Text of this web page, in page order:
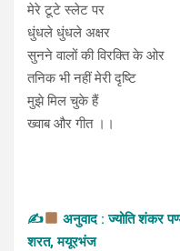
मेरे टूटे स्लेट पर
धुंधले धुंधले अक्षर
सुनने वालों की विरक्ति के ओर
तनिक भी नहीं मेरी दृष्टि
मुझे मिल चुके हैं
ख्वाब और गीत ।।
✍
अनुवाद : ज्योति शंकर
शरत, मयूरभंज